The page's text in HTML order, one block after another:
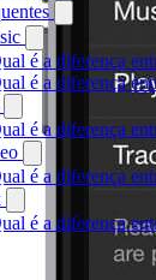
é a diferença
é a diferença
é a diferença
é a diferença
é a diferença